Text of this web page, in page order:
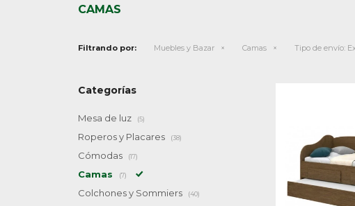
CAMAS
Filtrando por: Muebles y Bazar Camas Tipo de envío:
Categorías
Mesa de luz (5)
Roperos y Placares (38)
Cómodas (17)
Camas (7)
Colchones y Sommiers (40)